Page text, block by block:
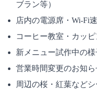
ブラン等）
店内の電源席・Wi-Fi
コーヒー教室・カッ
新メニュー試作中の様
営業時間変更のお知ら
周辺の桜・紅葉など